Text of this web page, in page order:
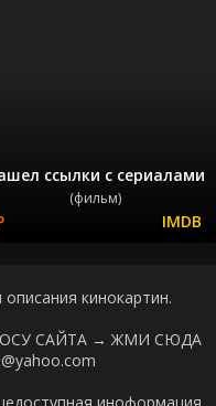
ссылки с сериалами
(фильм)
кинокартин.
САЙТА → ЖМИ СЮДА